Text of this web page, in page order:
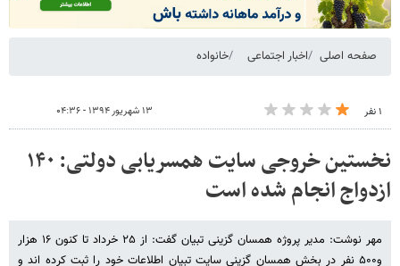
صفحه اصلی اخبار اجتماعی خانواده
۱ نفر ۱۳ شهریور ۱۳۹۴ - ۰۴:۳۶
نخستین خروجی سایت همسریابی دولتی: ۱۴۰
ازدواج انجام شده است
مهر نوشت: مدیر پروژه همسان گزینی تبیان گفت: از ۲۵ خرداد تا کنون ۱۶ هزار
و۵۰۰ نفر در بخش همسان گزینی سایت تبیان اطلاعات خود را ثبت کرده اند و